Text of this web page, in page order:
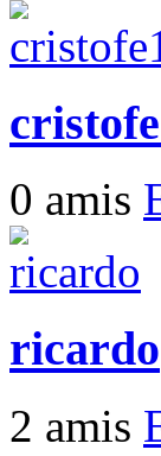
0 amis
ricardo
2 amis